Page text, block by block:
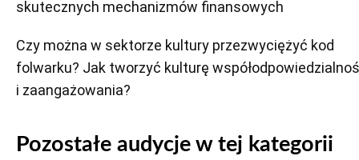
skutecznych mechanizmów finansowych
Czy można w sektorze kultury przezwyciężyć kod
folwarku? Jak tworzyć kulturę
i zaangażowania?
Pozostałe audycje w tej kategorii